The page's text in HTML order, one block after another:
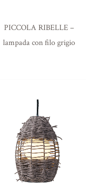
PICCOLA RIBELLE –
lampada con filo grigio